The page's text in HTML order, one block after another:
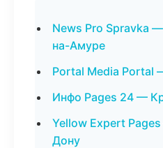
News Pro Spravka
на-Амуре
Portal Media Portal
Инфо Pages 24 —
Yellow Expert
Дону